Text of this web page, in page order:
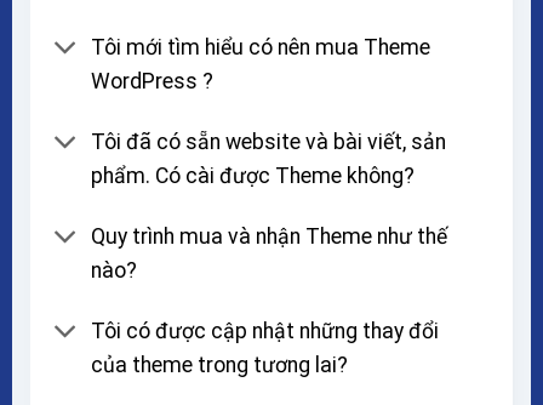
Tôi mới tìm hiểu có nên mua Theme
WordPress ?
Tôi đã có sẵn website và bài viết, sản
phẩm. Có cài được Theme không?
Quy trình mua và nhận Theme như thế
nào?
Tôi có được cập nhật những thay đổi
của theme trong tương lai?